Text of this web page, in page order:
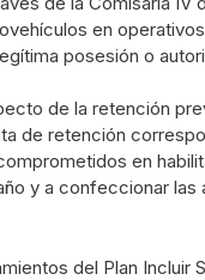
en
posesión o
de la retención
de retención
en
y a confeccionar las
del Plan Incluir